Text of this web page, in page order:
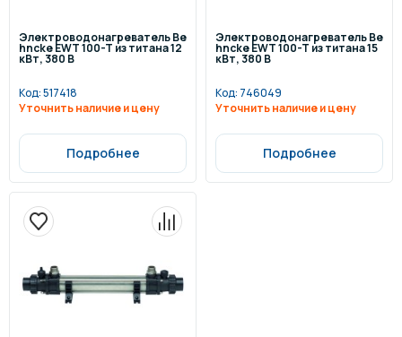
Электроводонагреватель Be
hncke EWT 100-T из титана 12
кВт, 380 В
Код:517418
Уточнить наличие и цену
Подробнее
Электроводонагреватель Be
hncke EWT 100-T из титана 15
кВт, 380 В
Код: 746049
Уточнить наличие и цену
Подробнее